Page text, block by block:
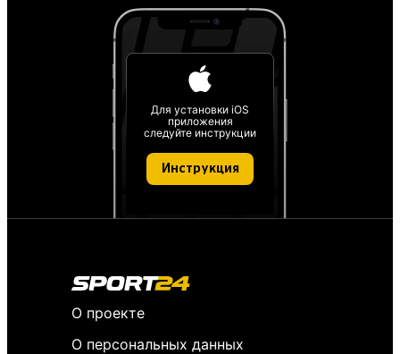
Для установки iOS
приложения
следуйте инструкции
Инструкция
О проекте
О персональных данных